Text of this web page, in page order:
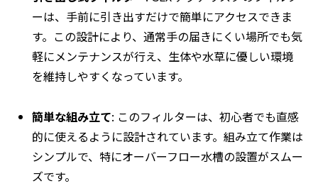
ーは、手前に引き出すだけで簡単にアクセスできま
す。この設計により、通常手の届きにくい場所でも気
軽にメンテナンスが行え、生体や水草に優しい環境
を維持しやすくなっています。
簡単な組み立て: このフィルターは、初心者でも直感
的に使えるように設計されています。組み立て作業は
シンプルで、特にオーバーフロー水槽の設置がスムー
ズです。